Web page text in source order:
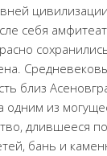
себя
близ
одним из
длившееся
бань и